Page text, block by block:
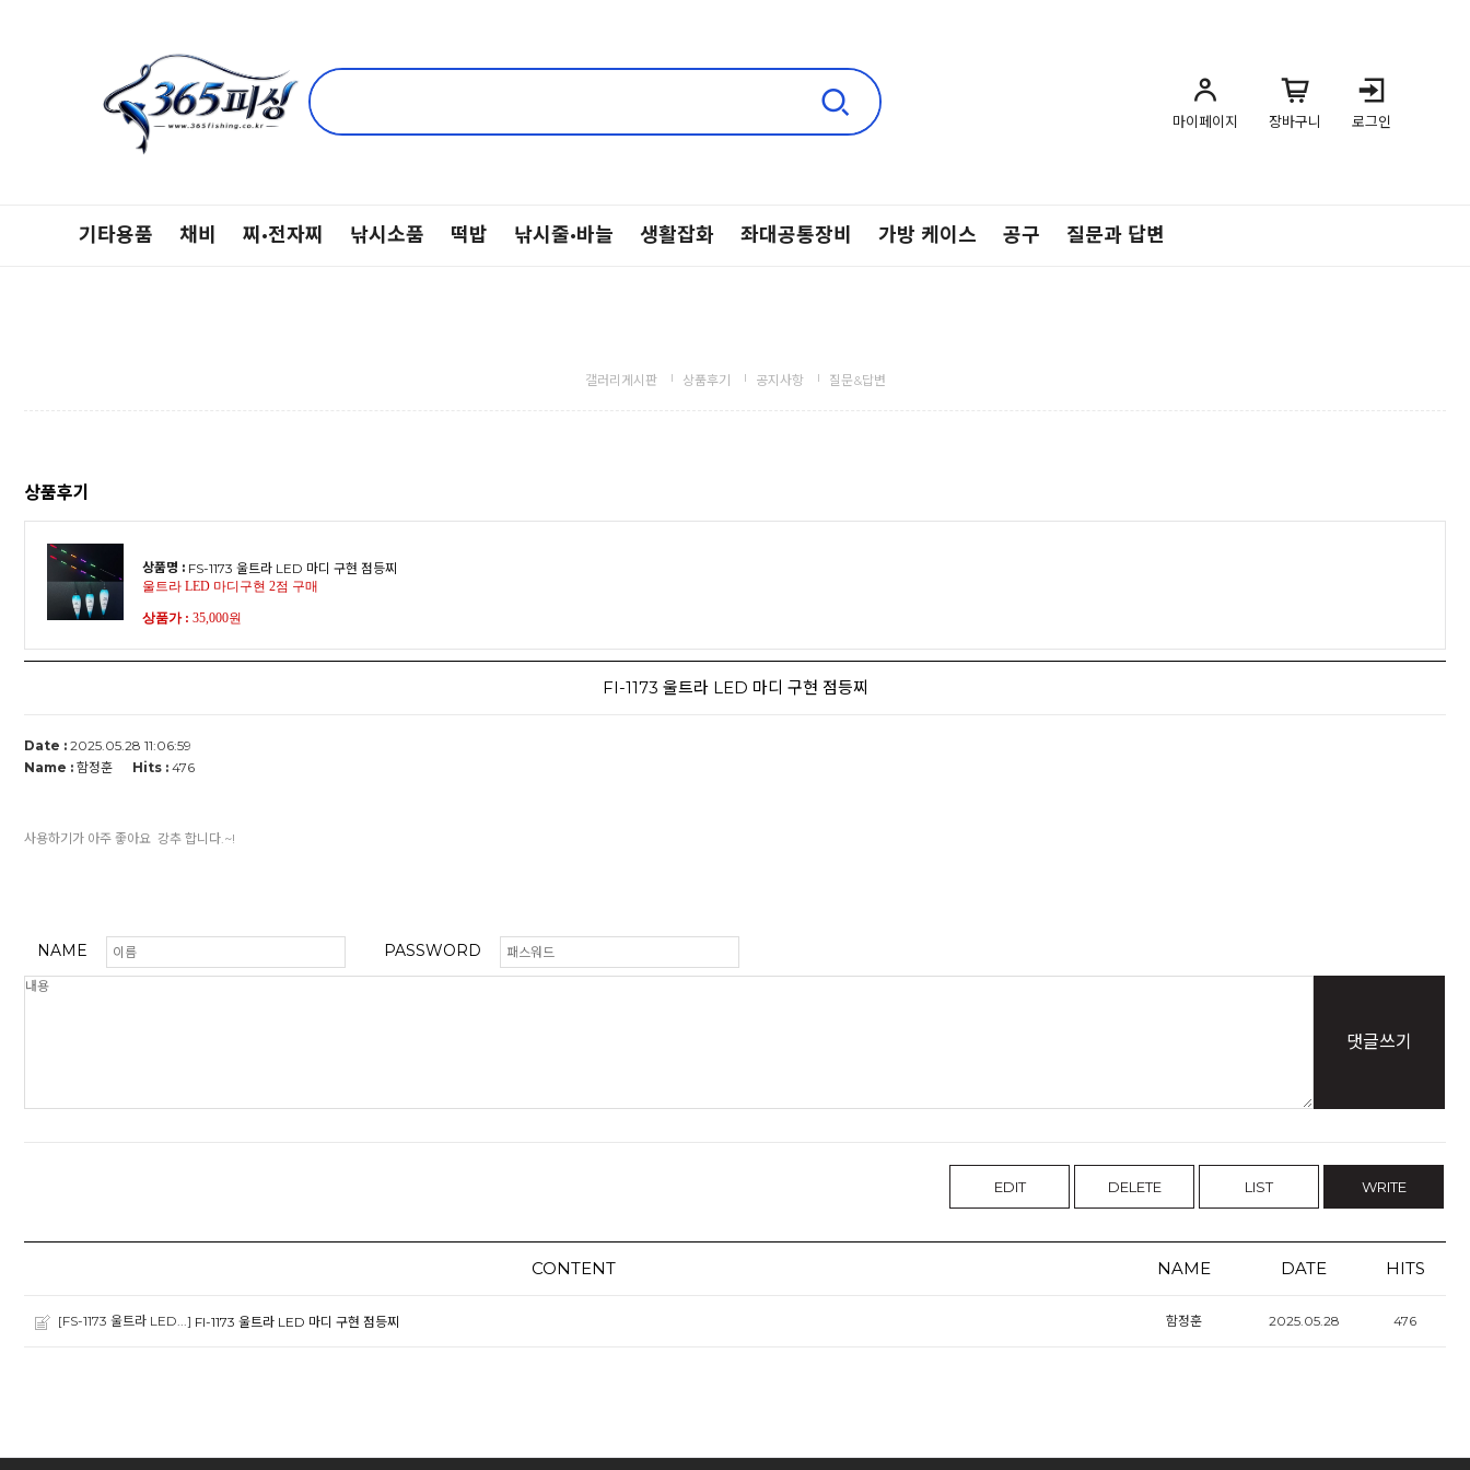
마이페이지 장바구니 로그인
기타용품 채비 찌·전자찌 낚시소품 떡밥 낚시줄·바늘 생활잡화 좌대공통장비 가방 케이스 공구 질문과 답변
갤러리게시판 상품후기 공지사항 질문&답변
상품후기
상품명 : FS-1173 울트라 LED 마디 구현 점등찌
울트라 LED 마디구현 2점 구매
상품가 : 35,000원
FI-1173 울트라 LED 마디 구현 점등찌
Date : 2025.05.28 11:06:59
Name : 함정훈 Hits : 476
사용하기가 아주 좋아요 강추 합니다.~!
NAME PASSWORD
댓글쓰기
EDIT DELETE LIST WRITE
CONTENT NAME DATE HITS
[FS-1173 울트라 LED...] FI-1173 울트라 LED 마디 구현 점등찌 함정훈 2025.05.28 476